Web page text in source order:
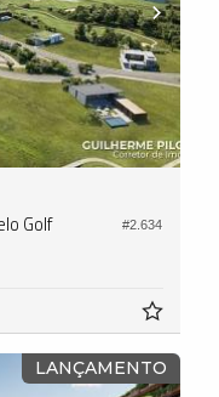
#2.634
Golf
LANÇAMENTO